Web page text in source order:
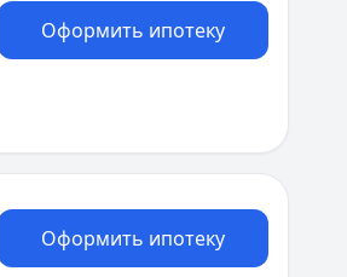
Оформить ипотеку
Оформить ипотеку